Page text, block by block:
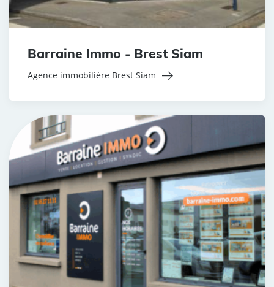
Barraine Immo - Brest Siam
Agence immobilière Brest Siam